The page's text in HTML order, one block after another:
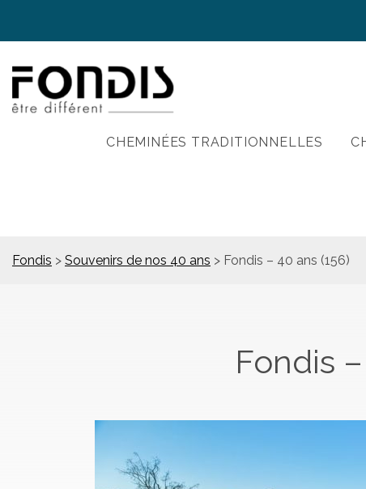
CHEMINÉES TRADITIONNELLES
Fondis > Souvenirs de nos 40 ans > Fondis – 40 ans (156)
Fondis